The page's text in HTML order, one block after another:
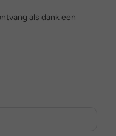
als dank een